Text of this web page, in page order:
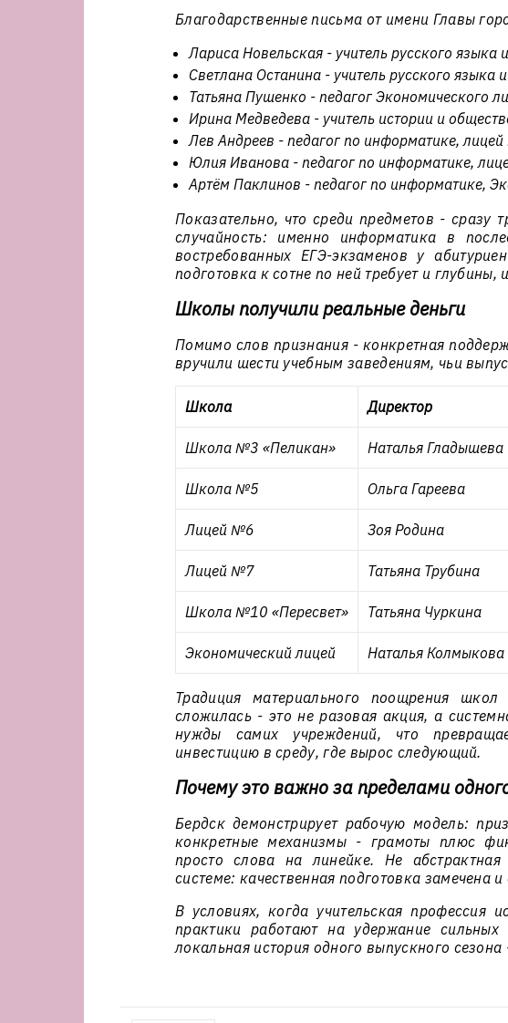
Благодарственные письма от имени Главы
Лариса Новельская - учитель русского
Светлана Останина - учитель русского
Татьяна Пушенко - педагог Экономического
Ирина Медведева - учитель истории и
Лев Андреев - педагог по информатике,
Юлия Иванова - педагог по информатике,
Артём Паклинов - педагог по информатике,
Показательно, что среди предметов - сразу
случайность: именно информатика в
востребованных ЕГЭ-экзаменов у
подготовка к сотне по ней требует и глубины,
Школы получили реальные деньги
Помимо слов признания - конкретная
вручили шести учебным заведениям, чьи
Школа Директор
Школа №3 «Пеликан» Наталья Гладышева
Школа №5 Ольга Гареева
Лицей №6 Зоя Родина
Лицей №7 Татьяна Трубина
Школа №10 «Пересвет» Татьяна Чуркина
Экономический лицей Наталья Колмыкова
Традиция материального поощрения
сложилась - это не разовая акция, а
нужды самих учреждений, что
инвестицию в среду, где вырос следующий.
Почему это важно за пределами
Бердск демонстрирует рабочую модель:
конкретные механизмы - грамоты плюс
просто слова на линейке. Не
системе: качественная подготовка замечена и
В условиях, когда учительская профессия
практики работают на удержание
локальная история одного выпускного